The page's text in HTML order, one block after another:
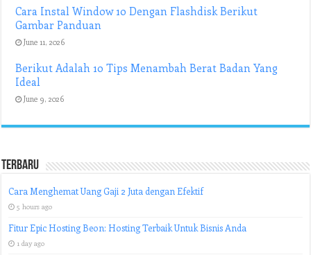
Cara Instal Window 10 Dengan Flashdisk Berikut
Gambar Panduan
June 11, 2026
Berikut Adalah 10 Tips Menambah Berat Badan Yang
Ideal
June 9, 2026
Terbaru
Cara Menghemat Uang Gaji 2 Juta dengan Efektif
5 hours ago
Fitur Epic Hosting Beon: Hosting Terbaik Untuk Bisnis Anda
1 day ago